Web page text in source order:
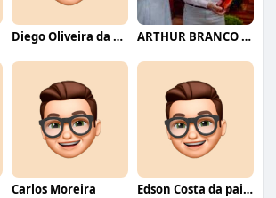
Diego Oliveira da Motta ARTHUR BRANCO FERNANDES
Carlos Moreira Edson Costa da paixão